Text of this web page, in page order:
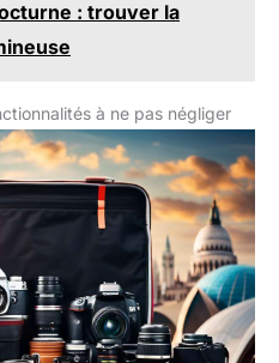
maniable pour de multiples
: trouver la
à ne pas négliger